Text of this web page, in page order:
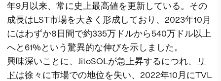
年9月以来、常に史上最高値を更新している。その
成長はLST市場を大きく形成しており、2023年10月
にはわずか8日間で約335万ドルから540万ドル以上
へと61%という驚異的な伸びを示しました。
興味深いことに、JitoSOLが急上昇するにつれ、
リ
ドは徐々に市場での地位を失い、2022年10月にTVL